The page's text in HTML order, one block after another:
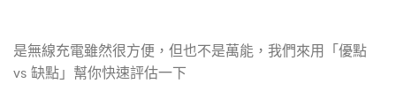
是無線充電雖然很方便，但也不是萬能，我們來用「優點
vs 缺點」幫你快速評估一下